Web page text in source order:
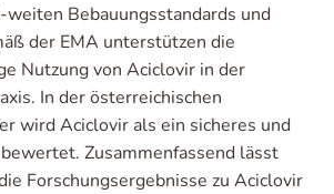
Bebauungsstandards und
der EMA unterstützen die
Nutzung von Aciclovir in der
In der österreichischen
wird Aciclovir als ein sicheres und
Zusammenfassend lässt
Forschungsergebnisse zu Aciclovir